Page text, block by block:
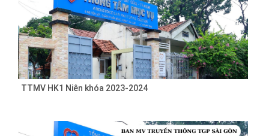
TTMV HK1 Niên khóa 2023-2024